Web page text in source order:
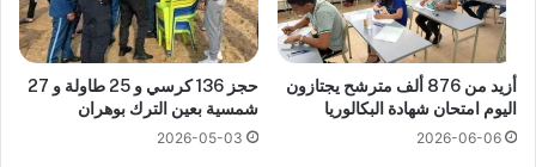
أزيد من 876 ألف مترشح يجتازون
اليوم امتحان شهادة البكالوريا
2026-06-06
حجز 136 كرسي و 25 طاولة و 27
شمسية بعين الترك بوهران
2026-05-03